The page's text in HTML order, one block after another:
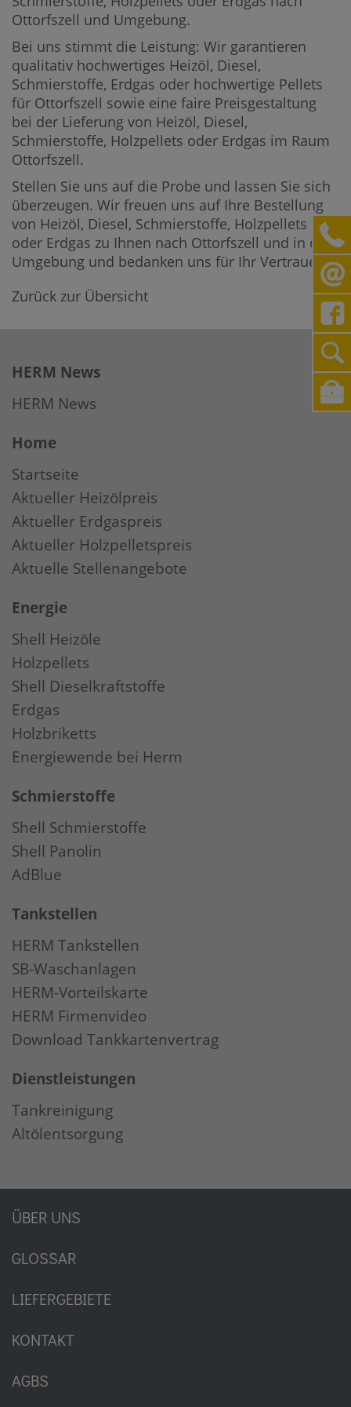
Ottorfszell und Umgebung.
Bei uns stimmt die Leistung: Wir garantieren
qualitativ hochwertiges Heizöl, Diesel,
Schmierstoffe, Erdgas oder hochwertige Pellets
für Ottorfszell sowie eine faire Preisgestaltung
bei der Lieferung von Heizöl, Diesel,
Schmierstoffe, Holzpellets oder Erdgas im Raum
Ottorfszell.
Stellen Sie uns auf die Probe und lassen Sie sich
überzeugen. Wir freuen uns auf Ihre Bestellung
von Heizöl, Diesel, Schmierstoffe, Holzpellets
oder Erdgas zu Ihnen nach Ottorfszell und in die
Umgebung und bedanken uns für Ihr Vertrauen.
Zurück zur Übersicht
HERM News
HERM News
Home
Startseite
Aktueller Heizölpreis
Aktueller Erdgaspreis
Aktueller Holzpelletspreis
Aktuelle Stellenangebote
Energie
Shell Heizöle
Holzpellets
Shell Dieselkraftstoffe
Erdgas
Holzbriketts
Energiewende bei Herm
Schmierstoffe
Shell Schmierstoffe
Shell Panolin
AdBlue
Tankstellen
HERM Tankstellen
SB-Waschanlagen
HERM-Vorteilskarte
HERM Firmenvideo
Download Tankkartenvertrag
Dienstleistungen
Tankreinigung
Altölentsorgung
ÜBER UNS
GLOSSAR
LIEFERGEBIETE
KONTAKT
AGBS